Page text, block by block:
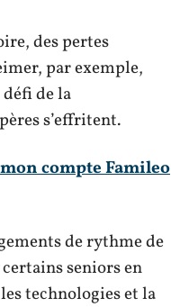
des pertes
par exemple,
de la
s’effritent.
compte Famileo
de rythme de
seniors en
technologies et la